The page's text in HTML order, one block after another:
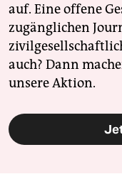
auf. Eine offene
zugänglichen
auch? Dann
unsere Aktion.